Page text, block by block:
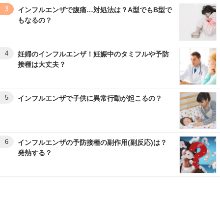
3
インフルエンザで腹痛…対処法は？A型でもB型で
もなるの？
4
妊婦のインフルエンザ！妊娠中のタミフルや予防
接種は大丈夫？
5 インフルエンザで子供に異常行動が起こるの？
6
インフルエンザの予防接種の副作用(副反応)は？
発熱する？